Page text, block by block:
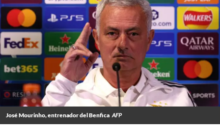
José Mourinho, entrenador del Benfica AFP